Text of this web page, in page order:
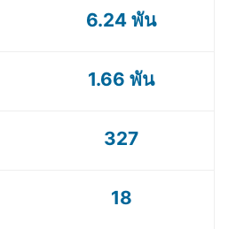
6.24 พัน
1.66 พัน
327
18